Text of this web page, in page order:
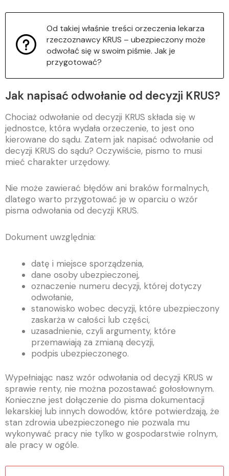
Od takiej właśnie treści orzeczenia lekarza
rzeczoznawcy KRUS – ubezpieczony może
odwołać się w swoim piśmie. Jak je
przygotować?
Jak napisać odwołanie od decyzji KRUS?
Chociaż odwołanie od decyzji KRUS składa się w
jednostce, która wydała orzeczenie, to jest ono
kierowane do sądu. Zatem jak napisać odwołanie od
decyzji KRUS do sądu? Oczywiście, pismo to musi
mieć charakter urzędowy.
Nie może zawierać błędów ani braków formalnych,
dlatego warto przygotować je w oparciu o wzór
pisma odwołania od decyzji KRUS.
Dokument uwzględnia:
datę i miejsce sporządzenia,
dane osoby ubezpieczonej,
oznaczenie numeru decyzji, której dotyczy
odwołanie,
stanowisko wobec decyzji, które ubezpieczony
zaskarża w całości lub części,
uzasadnienie, czyli argumenty, które
przemawiają za zmianą decyzji,
podpis ubezpieczonego.
Wypełniając nasz wzór odwołania od decyzji KRUS w
sprawie renty, nie można pozostawać gołosłownym.
Konieczne jest dołączenie do pisma dokumentacji
lekarskiej lub innych dowodów, które potwierdzają, że
stan zdrowia ubezpieczonego nie pozwala mu
wykonywać pracy nie tylko w gospodarstwie rolnym,
ale pracy w ogóle.